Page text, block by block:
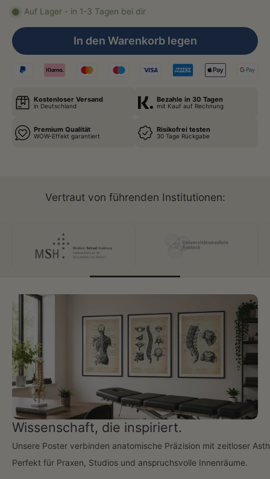
Auf Lager - in 1-3 Tagen bei dir
In den Warenkorb legen
Kostenloser Versand
in Deutschland
Bezahle in 30 Tagen
mit Kauf auf Rechnung
Premium Qualität
WOW-Effekt garantiert
Risikofrei testen
30 Tage Rückgabe
Vertraut von führenden Institutionen:
Wissenschaft, die inspiriert.
Unsere Poster verbinden anatomische Präzision mit zeitloser
Perfekt für Praxen, Studios und anspruchsvolle Innenräume.